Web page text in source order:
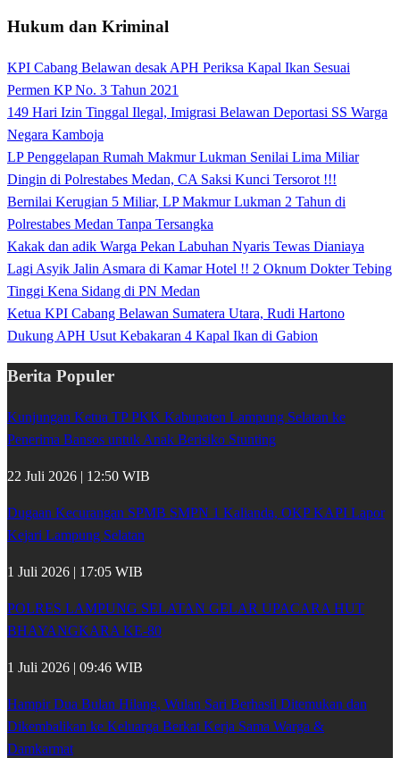
Hukum dan Kriminal
KPI Cabang Belawan desak APH Periksa Kapal Ikan Sesuai
Permen KP No. 3 Tahun 2021
149 Hari Izin Tinggal Ilegal, Imigrasi Belawan Deportasi SS Warga
Negara Kamboja
LP Penggelapan Rumah Makmur Lukman Senilai Lima Miliar
Dingin di Polrestabes Medan, CA Saksi Kunci Tersorot !!!
Bernilai Kerugian 5 Miliar, LP Makmur Lukman 2 Tahun di
Polrestabes Medan Tanpa Tersangka
Kakak dan adik Warga Pekan Labuhan Nyaris Tewas Dianiaya
Lagi Asyik Jalin Asmara di Kamar Hotel !! 2 Oknum Dokter Tebing
Tinggi Kena Sidang di PN Medan
Ketua KPI Cabang Belawan Sumatera Utara, Rudi Hartono
Dukung APH Usut Kebakaran 4 Kapal Ikan di Gabion
Berita Populer
Kunjungan Ketua TP PKK Kabupaten Lampung Selatan ke
Penerima Bansos untuk Anak Berisiko Stunting
22 Juli 2026 | 12:50 WIB
Dugaan Kecurangan SPMB SMPN 1 Kalianda, OKP KAPI Lapor
Kejari Lampung Selatan
1 Juli 2026 | 17:05 WIB
POLRES LAMPUNG SELATAN GELAR UPACARA HUT
BHAYANGKARA KE-80
1 Juli 2026 | 09:46 WIB
Hampir Dua Bulan Hilang, Wulan Sari Berhasil Ditemukan dan
Dikembalikan ke Keluarga Berkat Kerja Sama Warga &
Damkarmat